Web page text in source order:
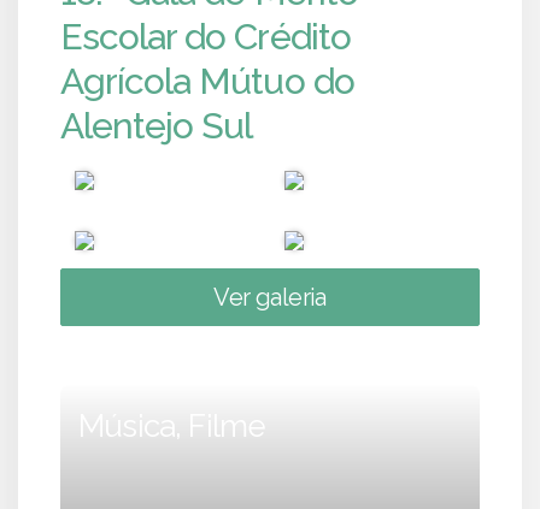
Escolar do Crédito
Agrícola Mútuo do
Alentejo Sul
Ver galeria
Música, Filme